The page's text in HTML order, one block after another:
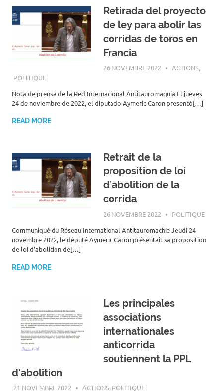
Retirada del proyecto
de ley para abolir las
corridas de toros en
Francia
26 NOVEMBRE 2022 ROGER LAHANA
ACTIONS,
POLITIQUE
Nota de prensa de la Red Internacional Antitauromaquia El jueves
24 de noviembre de 2022, el diputado Aymeric Caron presentó[…]
READ MORE
Retrait de la
proposition de loi
d’abolition de la
corrida
26 NOVEMBRE 2022 ROGER LAHANA
POLITIQUE
Communiqué du Réseau International Antitauromachie Jeudi 24
novembre 2022, le député Aymeric Caron présentait sa proposition
de loi d’abolition de[…]
READ MORE
Les principales
associations
internationales
anticorrida
soutiennent la PPL
d’abolition
21 NOVEMBRE 2022 ROGER LAHANA
ACTIONS, POLITIQUE